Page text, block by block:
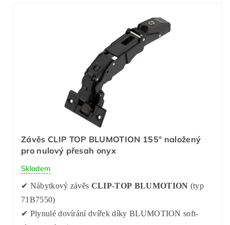
Závěs CLIP TOP BLUMOTION 155° naložený
pro nulový přesah onyx
Skladem
✔ Nábytkový závěs CLIP-TOP BLUMOTION (typ
71B7550)
✔ Plynulé dovírání dvířek díky BLUMOTION soft-